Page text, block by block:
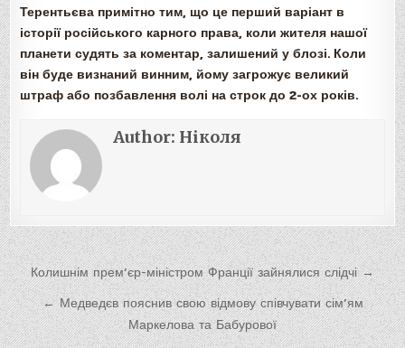
Терентьєва примітно тим, що це перший варіант в
історії російського карного права, коли жителя нашої
планети судять за коментар, залишений у блозі. Коли
він буде визнаний винним, йому загрожує великий
штраф або позбавлення волі на строк до 2-ох років.
Author: Ніколя
Навигация
по
записям
Колишнім прем’єр-міністром Франції зайнялися слідчі →
← Медведєв пояснив свою відмову співчувати сім’ям
Маркелова та Бабурової